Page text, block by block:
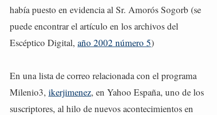
había puesto en evidencia al Sr. Amorós Sogorb (se
puede encontrar el artículo en los archivos del
Escéptico Digital, año 2002 número 5)
En una lista de correo relacionada con el programa
Milenio3, ikerjimenez, en Yahoo España, uno de los
suscriptores, al hilo de nuevos acontecimientos en